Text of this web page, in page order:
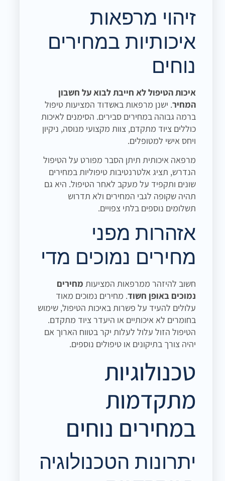
זיהוי מרפאות
איכותיות במחירים
נוחים
איכות הטיפול לא חייבת לבוא על חשבון
המחיר. ישנן מרפאות באשדוד המציעות טיפול
ברמה גבוהה במחירים סבירים. הסימנים לאיכות
כוללים ציוד מתקדם, צוות מקצועי מנוסה, ניקיון
ויחס אישי למטופלים.
מרפאה איכותית תיתן הסבר מפורט על הטיפול
הנדרש, תציג אלטרנטיבות טיפוליות במחירים
שונים ותקפיד על מעקב לאחר הטיפול. היא גם
תהיה שקופה לגבי המחירים ולא תדרוש
תשלומים נוספים בלתי צפויים.
אזהרות מפני
מחירים נמוכים מדי
חשוב להיזהר ממרפאות המציעות מחירים
נמוכים באופן חשוד. מחירים נמוכים מאוד
עלולים להעיד על פשרות באיכות הטיפול, שימוש
בחומרים לא איכותיים או היעדר ציוד מתקדם.
הטיפול הזול עלול לעלות יקר בטווח הארוך אם
יהיה צורך בתיקונים או טיפולים נוספים.
טכנולוגיות
מתקדמות
במחירים נוחים
יתרונות הטכנולוגיה